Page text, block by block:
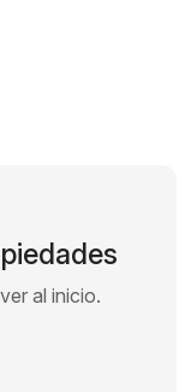
al inicio.